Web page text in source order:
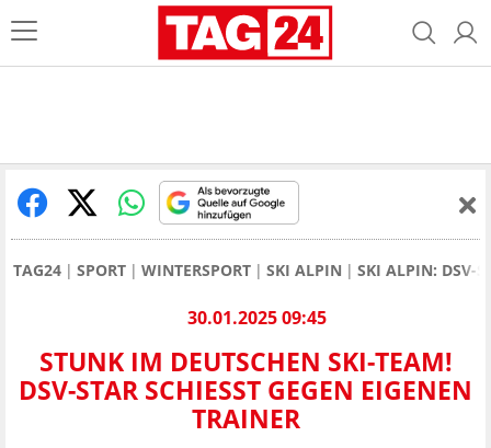
TAG24 SPORT WINTERSPORT SKI ALPIN SKI ALPIN: DSV-
30.01.2025 09:45
STUNK IM DEUTSCHEN SKI-TEAM!
DSV-STAR SCHIESST GEGEN EIGENEN T
RAINER